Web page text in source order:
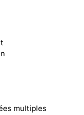
multiples